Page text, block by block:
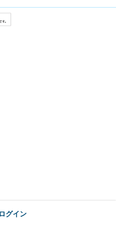
ログイン